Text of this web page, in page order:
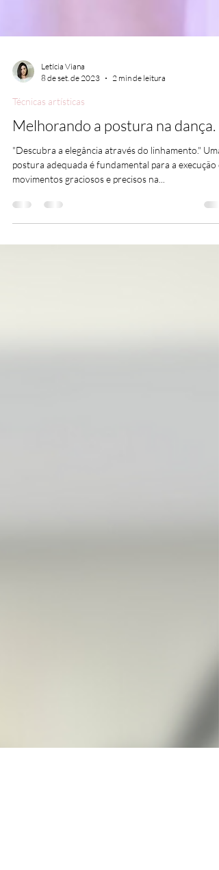
8 de set. de 2023
2 min de leitura
Técnicas artísticas
Melhorando a postura na dança.
postura adequada é fundamental para a execução
movimentos graciosos e precisos na...